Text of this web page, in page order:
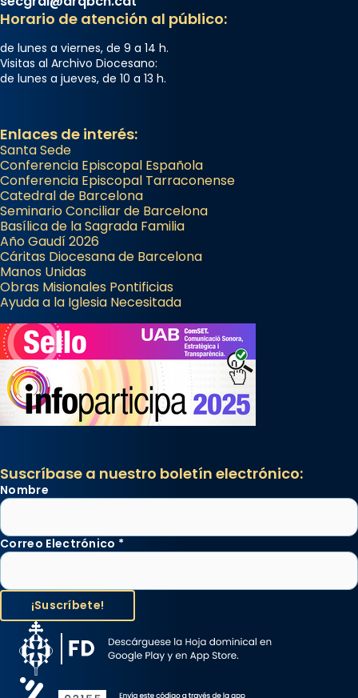
Horario de atención al público:
de lunes a viernes, de 9 a 14 h.
Visitas al Archivo Diocesano:
de lunes a jueves, de 10 a 13 h.
Enlaces de interés:
Santa Sede
Conferencia Episcopal Española
Conferencia Episcopal Tarraconense
Catedral de Barcelona
Seminario Conciliar de Barcelona
Basílica de la Sagrada Familia
Año Gaudí 2026
Cáritas Diocesana de Barcelona
Manos Unidas
Obras Misionales Pontificias
Ayuda a la Iglesia Necesitada
Suscríbase a nuestro boletín electrónico:
Nombre
Correo Electrónico *